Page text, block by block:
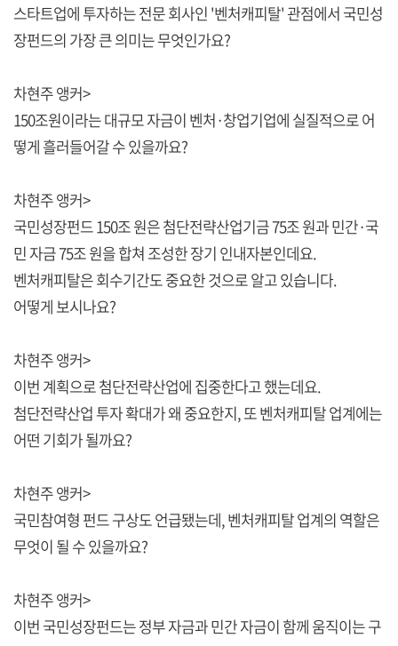
스타트업에 투자하는 전문 회사인 '벤처캐피탈' 관점에서 국민성
장펀드의 가장 큰 의미는 무엇인가요?
차현주 앵커>
150조원이라는 대규모 자금이 벤처·창업기업에 실질적으로 어
떻게 흘러들어갈 수 있을까요?
차현주 앵커>
국민성장펀드 150조 원은 첨단전략산업기금 75조 원과 민간·국
민 자금 75조 원을 합쳐 조성한 장기 인내자본인데요.
벤처캐피탈은 회수기간도 중요한 것으로 알고 있습니다.
어떻게 보시나요?
차현주 앵커>
이번 계획으로 첨단전략산업에 집중한다고 했는데요.
첨단전략산업 투자 확대가 왜 중요한지, 또 벤처캐피탈 업계에는
어떤 기회가 될까요?
차현주 앵커>
국민참여형 펀드 구상도 언급됐는데, 벤처캐피탈 업계의 역할은
무엇이 될 수 있을까요?
차현주 앵커>
이번 국민성장펀드는 정부 자금과 민간 자금이 함께 움직이는 구